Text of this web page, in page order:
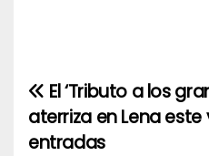
Navegación
de
El ‘Tributo a los
aterriza en Lena
entradas